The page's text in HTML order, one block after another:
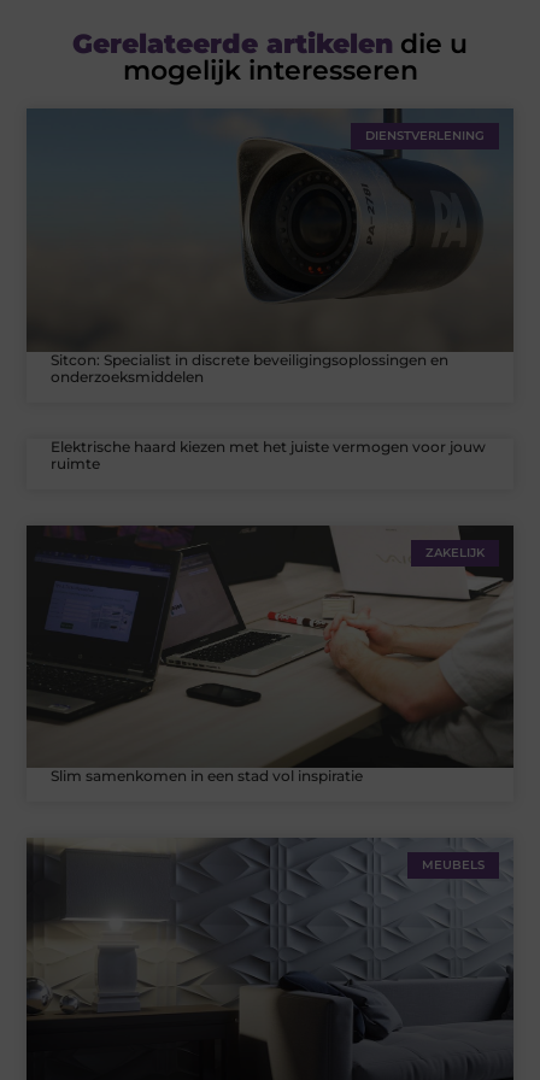
Gerelateerde artikelen die u
mogelijk interesseren
DIENSTVERLENING
Sitcon: Specialist in discrete beveiligingsoplossingen en
onderzoeksmiddelen
Elektrische haard kiezen met het juiste vermogen voor jouw
ruimte
ZAKELIJK
Slim samenkomen in een stad vol inspiratie
MEUBELS